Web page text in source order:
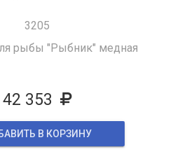
3205
рыбы "Рыбник" медная
42 353
В КОРЗИНУ